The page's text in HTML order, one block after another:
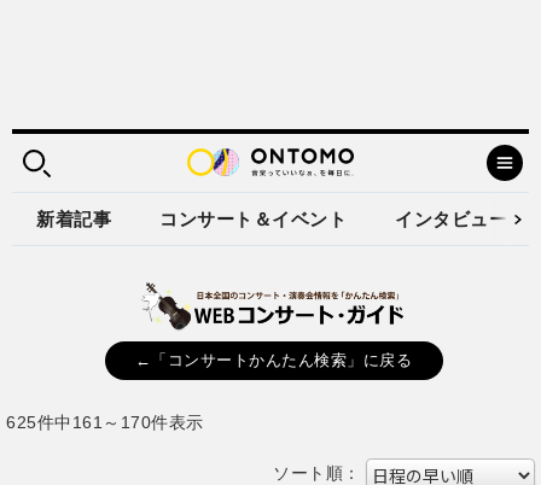
新着記事 コンサート＆イベント インタビュー
←「コンサートかんたん検索」に戻る
625件中161～170件表示
ソート順：